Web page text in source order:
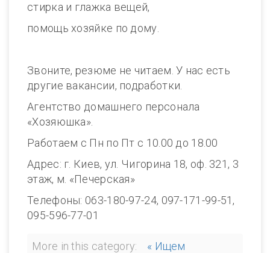
стирка и глажка вещей,
помощь хозяйке по дому.
Звоните, резюме не читаем. У нас есть
другие вакансии, подработки.
Агентство домашнего персонала
«Хозяюшка».
Работаем с Пн по Пт с 10.00 до 18.00
Адрес: г. Киев, ул. Чигорина 18, оф. 321, 3
этаж, м. «Печерская»
Телефоны: 063-180-97-24, 097-171-99-51,
095-596-77-01
More in this category:
« Ищем